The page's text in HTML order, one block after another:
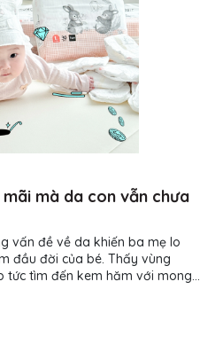
mà da con vẫn chưa
vấn đề về da khiến ba mẹ lo
đầu đời của bé. Thấy vùng
tức tìm đến kem hăm với mong
đều đặn nhiều ngày nhưng